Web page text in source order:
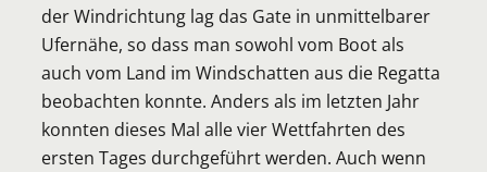
der Windrichtung lag das Gate in unmittelbarer
Ufernähe, so dass man sowohl vom Boot als
auch vom Land im Windschatten aus die Regatta
beobachten konnte. Anders als im letzten Jahr
konnten dieses Mal alle vier Wettfahrten des
ersten Tages durchgeführt werden. Auch wenn